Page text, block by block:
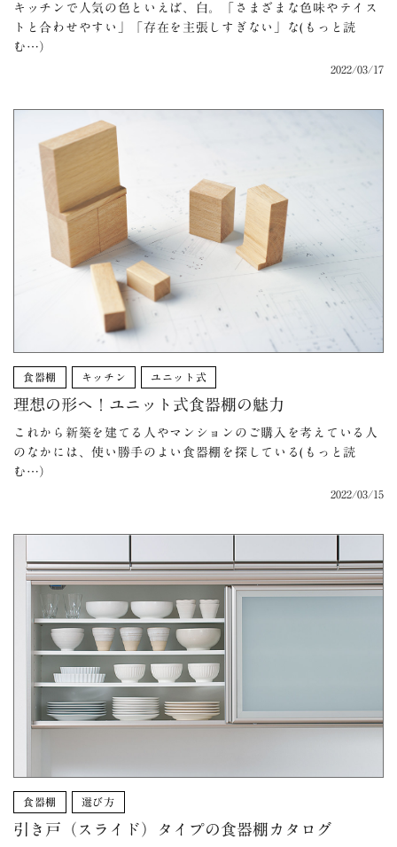
キッチンで人気の色といえば、白。「さまざまな色味やテイス
トと合わせやすい」「存在を主張しすぎない」な(もっと読
む…）
2022/03/17
食器棚 キッチン ユニット式
理想の形へ！ユニット式食器棚の魅力
これから新築を建てる人やマンションのご購入を考えている人
のなかには、使い勝手のよい食器棚を探している(もっと読
む…）
2022/03/15
食器棚 選び方
引き戸（スライド）タイプの食器棚カタログ